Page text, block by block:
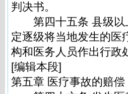
判决书。
第四十五条 县级以
定逐级将当地发生的医
构和医务人员作出行政
[编辑本段]
第五章 医疗事故的赔偿